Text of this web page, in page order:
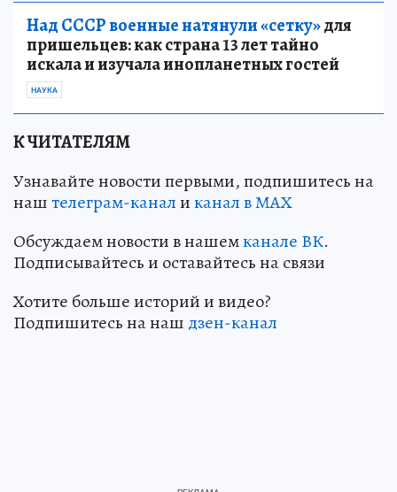
Над СССР военные натянули «сетку»для
пришельцев: как страна 13 лет тайно
искала и изучала инопланетных гостей
НАУКА
К ЧИТАТЕЛЯМ
Узнавайте новости первыми, подпишитесь на
наштелеграм-каналиканал в МАХ
Обсуждаем новости в нашемканале ВК.
Подписывайтесь и оставайтесь на связи
Хотите больше историй и видео?
Подпишитесь на наш дзен-канал